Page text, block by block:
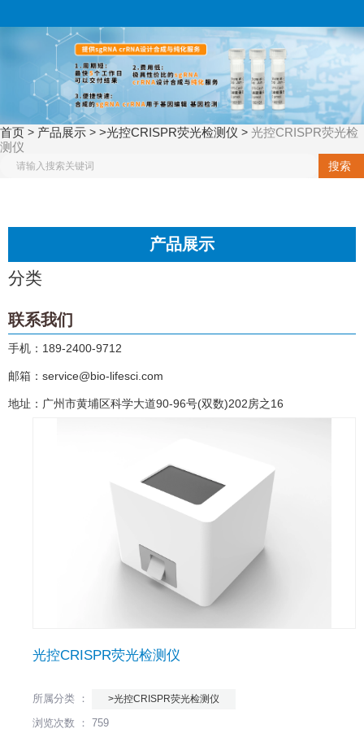
技有限公司
高质量，高性价比
国内最全的基因编辑
（cas系列）蛋白种类
提供商
（微信咨询）
首页 > 产品展示 > >光控CRISPR荧光检测仪 > 光控CRISPR荧光检
测仪
搜索
产品展示
分类
联系我们
手机：189-2400-9712
邮箱：service@bio-lifesci.com
地址：广州市黄埔区科学大道90-96号(双数)202房之16
光控CRISPR荧光检测仪
所属分类 ： >光控CRISPR荧光检测仪
浏览次数 ： 759